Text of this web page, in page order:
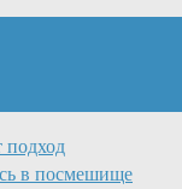
подход
в посмешище